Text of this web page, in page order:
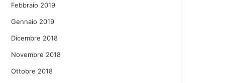
Febbraio 2019
Gennaio 2019
Dicembre 2018
Novembre 2018
Ottobre 2018